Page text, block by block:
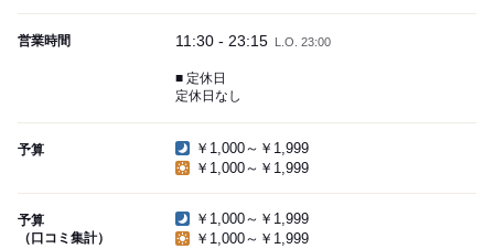
営業時間 11:30 - 23:15 L.O. 23:00
■ 定休日
定休日なし
予算
￥1,000～￥1,999
￥1,000～￥1,999
予算
（口コミ集計）
￥1,000～￥1,999
￥1,000～￥1,999